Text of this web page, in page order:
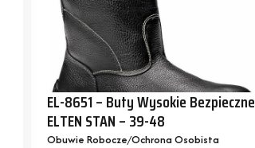
EL-8651 – Buty Wysokie Bezpieczne
ELTEN STAN – 39-48
Obuwie Robocze Ochrona Osobista